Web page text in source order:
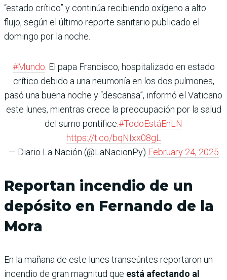
“estado crítico” y continúa recibiendo oxígeno a alto
flujo, según el último reporte sanitario publicado el
domingo por la noche.
#Mundo . El papa Francisco, hospitalizado en estado
crítico debido a una neumonía en los dos pulmones,
pasó una buena noche y “descansa”, informó el Vaticano
este lunes, mientras crece la preocupación por la salud
del sumo pontífice.#TodoEstáEnLN
https://t.co/bqNIxx08gL
— Diario La Nación (@LaNacionPy) February 24, 2025
Reportan incendio de un
depósito en Fernando de la
Mora
En la mañana de este lunes transeúntes reportaron un
incendio de gran magnitud que está afectando al